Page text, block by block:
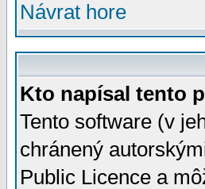
Návrat hore
Kto napísal tento
Tento software (v
chránený
Public Licence a